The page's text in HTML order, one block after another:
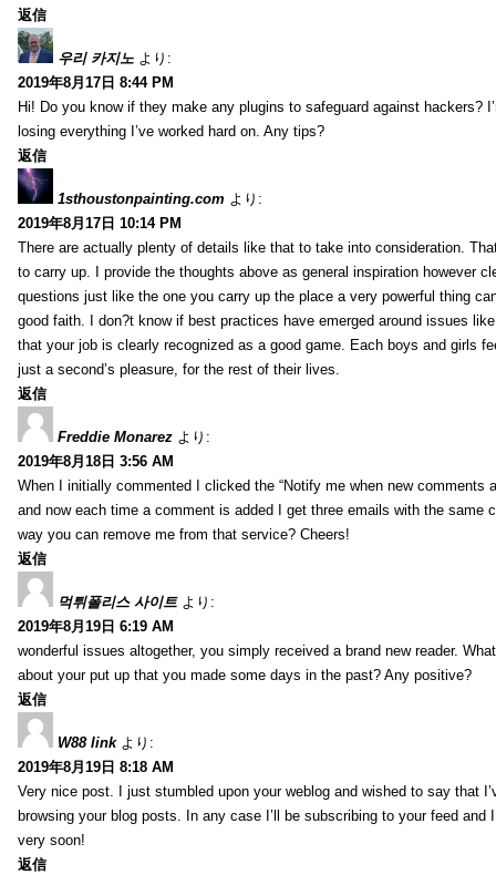
返信
우리 카지노 より:
2019年8月17日 8:44 PM
Hi! Do you know if they make any plugins to safeguard against hackers?
losing everything I’ve worked hard on. Any tips?
返信
1sthoustonpainting.com より:
2019年8月17日 10:14 PM
There are actually plenty of details like that to take into consideration.
to carry up. I provide the thoughts above as general inspiration however
questions just like the one you carry up the place a very powerful thing
good faith. I don?t know if best practices have emerged around issues
that your job is clearly recognized as a good game. Each boys and girls
just a second’s pleasure, for the rest of their lives.
返信
Freddie Monarez より:
2019年8月18日 3:56 AM
When I initially commented I clicked the “Notify me when new comments
and now each time a comment is added I get three emails with the same
way you can remove me from that service? Cheers!
返信
먹튀폴리스 사이트 より:
2019年8月19日 6:19 AM
wonderful issues altogether, you simply received a brand new reader.
about your put up that you made some days in the past? Any positive?
返信
W88 link より:
2019年8月19日 8:18 AM
Very nice post. I just stumbled upon your weblog and wished to say that
browsing your blog posts. In any case I’ll be subscribing to your feed and
very soon!
返信